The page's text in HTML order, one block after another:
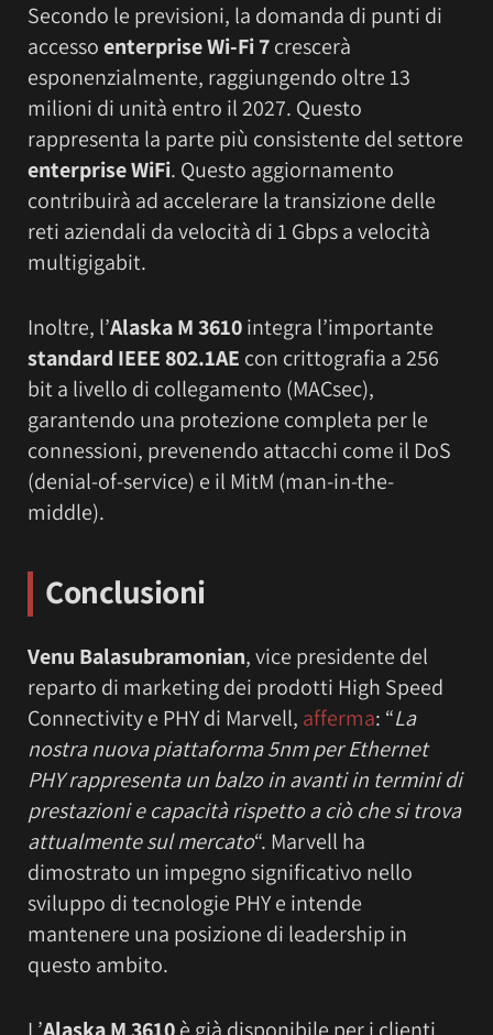
Secondo le previsioni, la domanda di punti di
accessoenterprise Wi-Fi 7crescerà
esponenzialmente, raggiungendo oltre 13
milioni di unità entro il 2027. Questo
rappresenta la parte più consistente del settore
enterprise WiFi. Questo aggiornamento
contribuirà ad accelerare la transizione delle
reti aziendali da velocità di 1 Gbps a velocità
multigigabit.
Inoltre, l’Alaska M 3610integra l’importante
standard IEEE 802.1AE con crittografia a 256
bit a livello di collegamento (MACsec),
garantendo una protezione completa per le
connessioni, prevenendo attacchi come il DoS
(denial-of-service) e il MitM (man-in-the-
middle).
Conclusioni
Venu Balasubramonian, vice presidente del
reparto di marketing dei prodotti High Speed
Connectivity e PHY di Marvell, afferma: “La
nostra nuova piattaforma 5nm per Ethernet
PHY rappresenta un balzo in avanti in termini di
prestazioni e capacità rispetto a ciò che si trova
attualmente sul mercato“. Marvell ha
dimostrato un impegno significativo nello
sviluppo di tecnologie PHY e intende
mantenere una posizione di leadership in
questo ambito.